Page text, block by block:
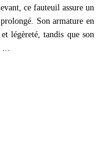
ce fauteuil assure un
Son armature en
légèreté, tandis que son
...